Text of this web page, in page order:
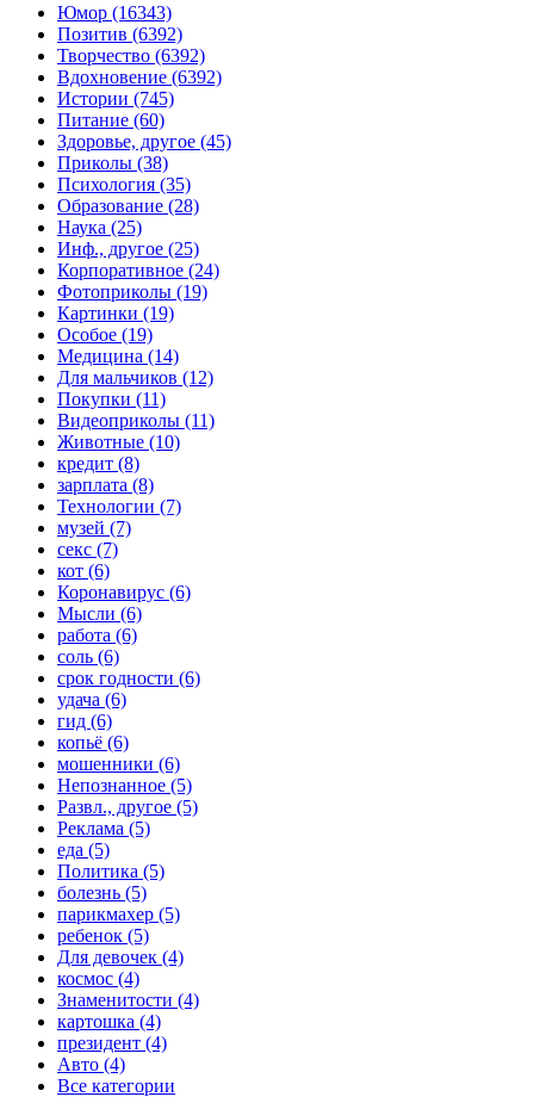
Юмор (16343)
Позитив (6392)
Творчество (6392)
Вдохновение (6392)
Истории (745)
Питание (60)
Здоровье, другое (45)
Приколы (38)
Психология (35)
Образование (28)
Наука (25)
Инф., другое (25)
Корпоративное (24)
Фотоприколы (19)
Картинки (19)
Особое (19)
Медицина (14)
Для мальчиков (12)
Покупки (11)
Видеоприколы (11)
Животные (10)
кредит (8)
зарплата (8)
Технологии (7)
музей (7)
секс (7)
кот (6)
Коронавирус (6)
Мысли (6)
работа (6)
соль (6)
срок годности (6)
удача (6)
гид (6)
копьё (6)
мошенники (6)
Непознанное (5)
Развл., другое (5)
Реклама (5)
еда (5)
Политика (5)
болезнь (5)
парикмахер (5)
ребенок (5)
Для девочек (4)
космос (4)
Знаменитости (4)
картошка (4)
президент (4)
Авто (4)
Все категории